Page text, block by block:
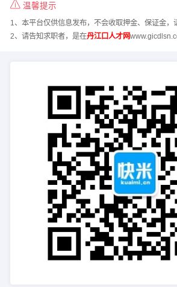
温馨提示
1、本平台仅供信息发布，不会收取押金、保证金，
2、请告知求职者，是在丹江口人才网